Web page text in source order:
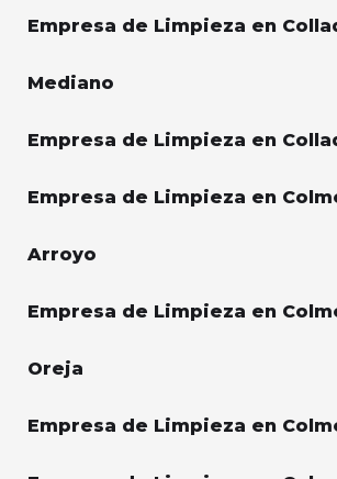
Empresa de Limpieza en
Mediano
Empresa de Limpieza en
Empresa de Limpieza en
Arroyo
Empresa de Limpieza en
Oreja
Empresa de Limpieza en